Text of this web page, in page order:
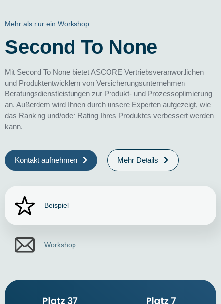
Mehr als nur ein Workshop
Second To None
Mit Second To None bietet ASCORE Vertriebsveranwortlichen
und Produktentwicklern von Versicherungsunternehmen
Beratungsdienstleistungen zur Produkt- und Prozessoptimierung
an. Außerdem wird Ihnen durch unsere Experten aufgezeigt, wie
das Ranking und/oder Rating Ihres Produktes verbessert werden
kann.
Kontakt aufnehmen Mehr Details
Beispiel
Workshop